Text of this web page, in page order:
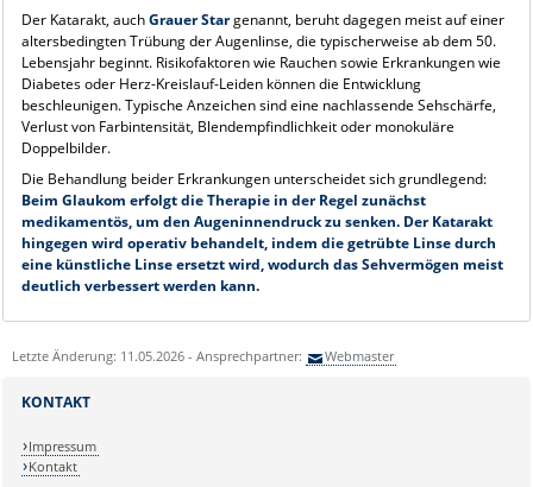
Der Katarakt, auchGrauer Stargenannt, beruht dagegen meist auf einer
altersbedingten Trübung der Augenlinse, die typischerweise ab dem 50.
Lebensjahr beginnt. Risikofaktoren wie Rauchen sowie Erkrankungen wie
Diabetes oder Herz-Kreislauf-Leiden können die Entwicklung
beschleunigen. Typische Anzeichen sind eine nachlassende Sehschärfe,
Verlust von Farbintensität, Blendempfindlichkeit oder monokuläre
Doppelbilder.
Die Behandlung beider Erkrankungen unterscheidet sich grundlegend:
Beim Glaukom erfolgt die Therapie in der Regel zunächst
medikamentös, um den Augeninnendruck zu senken. Der Katarakt
hingegen wird operativ behandelt, indem die getrübte Linse durch
eine künstliche Linse ersetzt wird, wodurch das Sehvermögen meist
deutlich verbessert werden kann.
Letzte Änderung: 11.05.2026 - Ansprechpartner: Webmaster
KONTAKT
Impressum
Kontakt